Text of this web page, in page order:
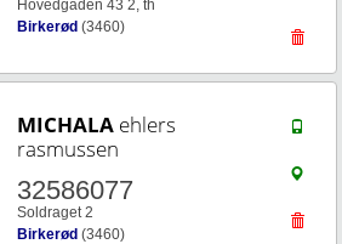
Hovedgaden 43 2, th
Birkerød (3460)
MICHALA ehlers
rasmussen
32586077
Soldraget 2
Birkerød (3460)